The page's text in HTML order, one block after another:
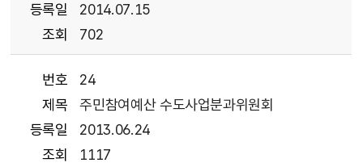
등록일
2014.07.15
조회
702
번호
24
제목
주민참여예산 수도사업분과위원회
등록일
2013.06.24
조회
1117